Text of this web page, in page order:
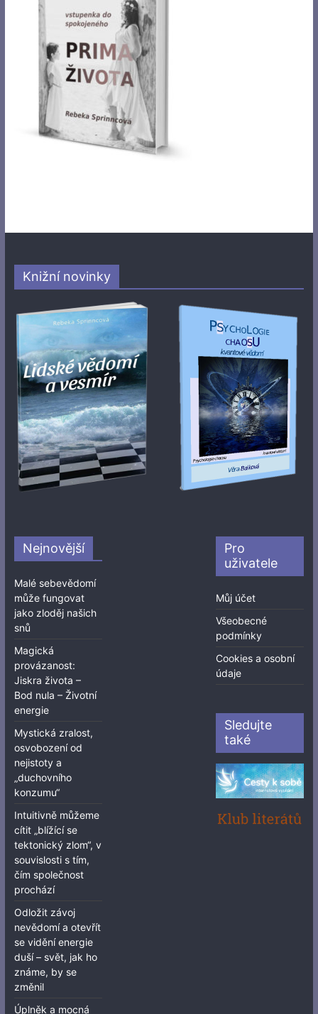
Knižní novinky
Nejnovější
Malé sebevědomí
může fungovat
jako zloděj našich
snů
Magická
provázanost:
Jiskra života –
Bod nula – Životní
energie
Mystická zralost,
osvobození od
nejistoty a
„duchovního
konzumu“
Intuitivně můžeme
cítit „blížící se
tektonický zlom“, v
souvislosti s tím,
čím společnost
prochází
Odložit závoj
nevědomí a otevřít
se vidění energie
duší – svět, jak ho
známe, by se
změnil
Úplněk a mocná
Pro
uživatele
Můj účet
Všeobecné
podmínky
Cookies a osobní
údaje
Sledujte
také